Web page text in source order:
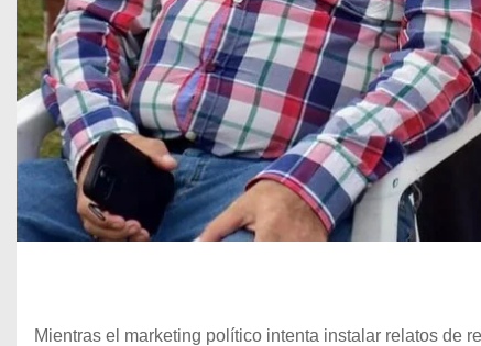
Mientras el marketing político intenta instalar relatos de